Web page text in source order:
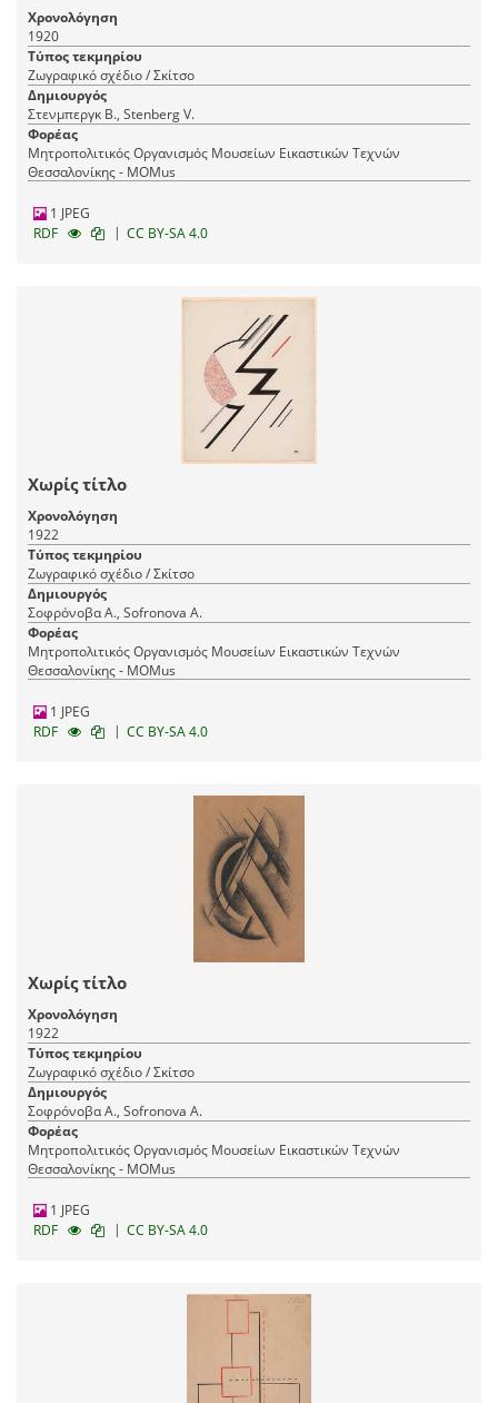
Χρονολόγηση
1920
Τύπος τεκμηρίου
Ζωγραφικό σχέδιο / Σκίτσο
Δημιουργός
Στενμπεργκ Β., Stenberg V.
Φορέας
Μητροπολιτικός Οργανισμός Μουσείων Εικαστικών Τεχνών
Θεσσαλονίκης - MOMus
1 JPEG
RDF
| CC BY-SA 4.0
Χωρίς τίτλο
Χρονολόγηση
1922
Τύπος τεκμηρίου
Ζωγραφικό σχέδιο / Σκίτσο
Δημιουργός
Σοφρόνοβα Α., Sofronova A.
Φορέας
Μητροπολιτικός Οργανισμός Μουσείων Εικαστικών Τεχνών
Θεσσαλονίκης - MOMus
1 JPEG
RDF
| CC BY-SA 4.0
Χωρίς τίτλο
Χρονολόγηση
1922
Τύπος τεκμηρίου
Ζωγραφικό σχέδιο / Σκίτσο
Δημιουργός
Σοφρόνοβα Α., Sofronova A.
Φορέας
Μητροπολιτικός Οργανισμός Μουσείων Εικαστικών Τεχνών
Θεσσαλονίκης - MOMus
1 JPEG
RDF
| CC BY-SA 4.0